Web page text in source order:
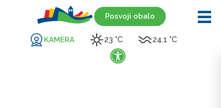
Posvoji obalo
KAMERA 23 °C 24.1 °C